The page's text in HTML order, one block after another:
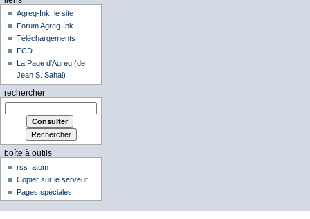
Agreg-Ink: le site
Forum Agreg-Ink
Téléchargements
FCD
La Page d'Agreg (de
Jean S. Sahai)
rechercher
boîte à outils
rss
atom
Copier sur le serveur
Pages spéciales